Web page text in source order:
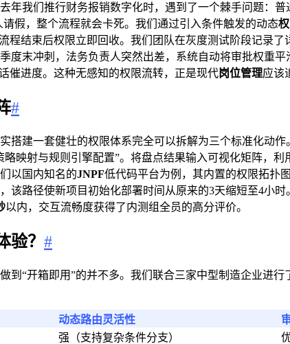
年我们推行财务报销数字化时，遇到了一个棘手问题：
假，整个流程就会卡死。我们通过引入条件触发的动态
程结束后权限立即回收。我们团队在灰度测试阶段记录
度末冲刺，法务负责人突然出差，系统自动将审批权重
催进度。这种无感知的权限流转，正是现代岗位管理应该
#
搭建一套健壮的权限体系完全可以拆解为三个标准化动
映射与规则引擎配置”。将盘点结果输入可视化矩阵，
以国内知名的JNPF低代码平台为例，其内置的权限拓扑
该路径使新项目初始化部署时间从原来的3天缩短至4小
以内，交互流畅度获得了内测组全员的高分评价。
？ #
到“开箱即用”的并不多。我们联合三家中型制造企业进
动态路由灵活性
强（支持复杂条件分支）